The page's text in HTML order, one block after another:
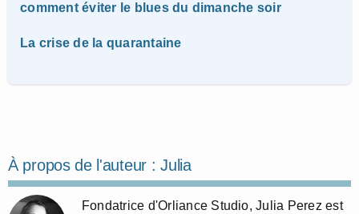
comment éviter le blues du dimanche soir
La crise de la quarantaine
À propos de l'auteur :Julia
Fondatrice d'Orliance Studio, Julia Perez est